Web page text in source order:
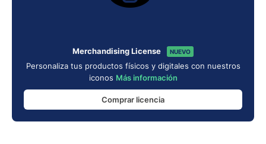
Merchandising License NUEVO
Personaliza tus productos físicos y digitales con nuestros
iconos Más información
Comprar licencia